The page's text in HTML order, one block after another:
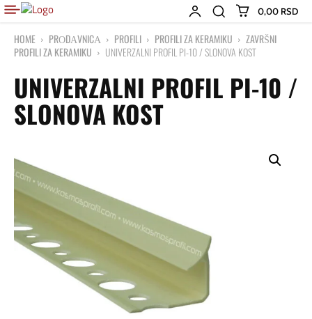
0,00 RSD
HOME PRОDАVNICА PROFILI PROFILI ZA KERAMIKU
ZAVRŠNI
PROFILI ZA KERAMIKU
UNIVERZALNI PROFIL PI-10 / SLONOVA KOST
UNIVERZALNI PROFIL PI-10 /
SLONOVA KOST